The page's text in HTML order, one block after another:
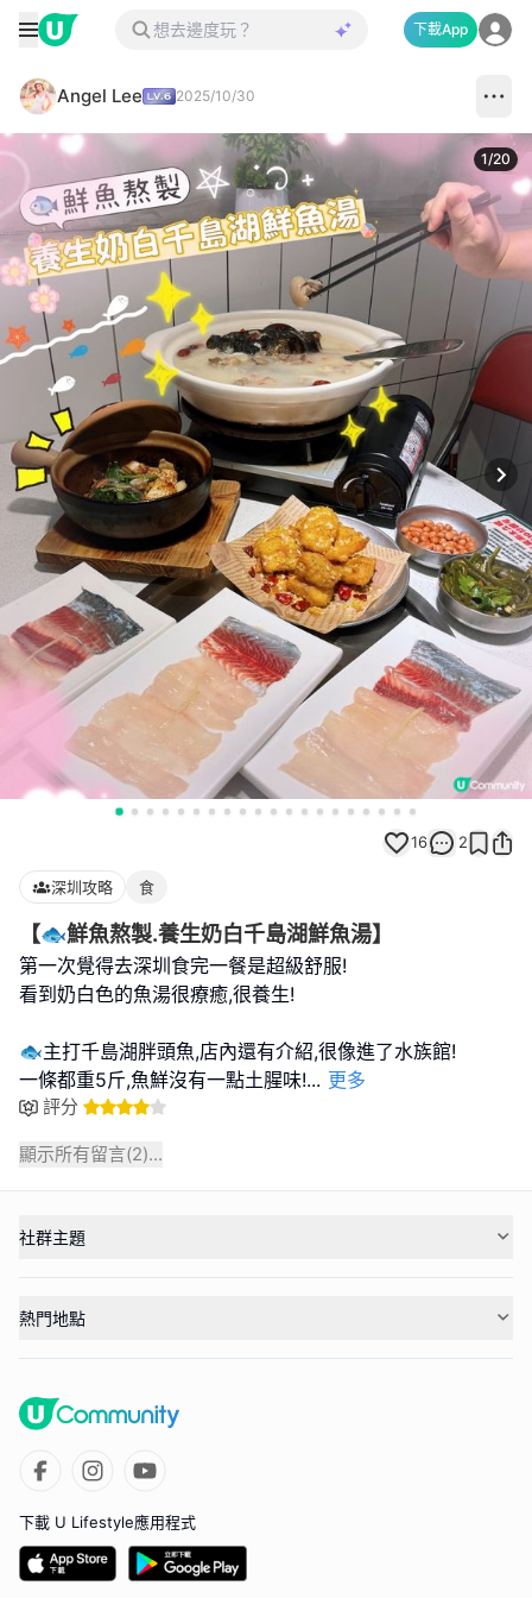
下載App
Angel Lee 2025/10/30
1/20
16 2
深圳攻略 食
【🐟鮮魚熬製.養生奶白千島湖鮮魚湯】
第一次覺得去深圳食完一餐是超級舒服!
看到奶白色的魚湯很療癒,很養生!
🐟主打千島湖胖頭魚,店內還有介紹,很像進了水族館!
一條都重5斤,魚鮮沒有一點土腥味!... 更多
評分
顯示所有留言(2)...
社群主題
熱門地點
下載 U Lifestyle應用程式